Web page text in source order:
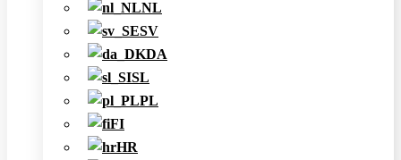
NL
SV
DA
SL
PL
FI
HR